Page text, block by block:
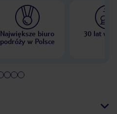
Największe biuro
podróży w Polsce
30 lat w